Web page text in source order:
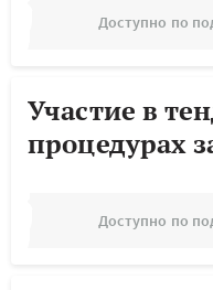
Доступно по
Участие в
процедурах
Доступно по